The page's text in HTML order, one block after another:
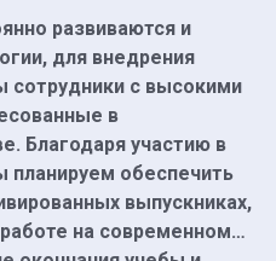
развиваются и
для внедрения
сотрудники с высокими
в
Благодаря участию в
планируем обеспечить
выпускниках,
на современном